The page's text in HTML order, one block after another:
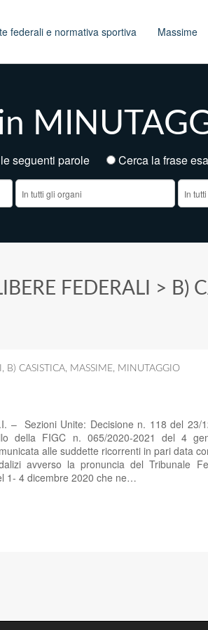
federali e normativa sportiva Massime
le seguenti parole
Cerca la frase
FEDERALI > B)
, B) CASISTICA, MASSIME, MINUTAGGIO
– Sezioni Unite: Decisione n. 118 del 23/
della FIGC n. 065/2020-2021 del 4
alle suddette ricorrenti in pari data
avverso la pronuncia del Tribunale
1- 4 dicembre 2020 che ne…